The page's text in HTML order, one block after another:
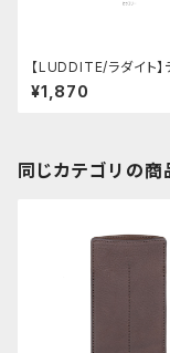
【LUDDITE/ラダイト】
ールペンケース・ミドル
リー)
¥1,870
同じカテゴリの商